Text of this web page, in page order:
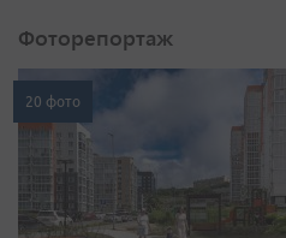
Фоторепортаж
20 фото